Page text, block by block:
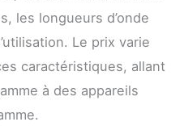
les longueurs d’onde
Le prix varie
caractéristiques, allant
à des appareils